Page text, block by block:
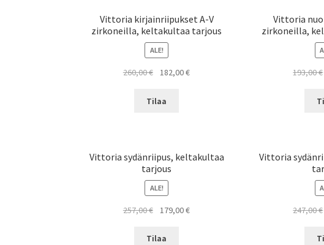
Vittoria kirjainriipukset A-V
zirkoneilla, keltakultaa tarjous
ALE!
260,00€
Alkuperäinen
oli:
182,00€Nykyinen
Tilaa
Vittoria
zirkoneilla,
193,00€
Vittoria sydänriipus, keltakultaa
tarjous
ALE!
257,00€
Alkuperäinen
oli:
179,00€Nykyinen
Tilaa
Vittoria
247,00€